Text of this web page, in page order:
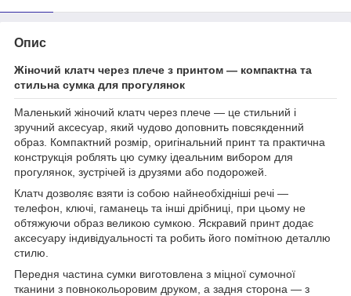
Опис
Жіночий клатч через плече з принтом — компактна та
стильна сумка для прогулянок
Маленький жіночий клатч через плече — це стильний і
зручний аксесуар, який чудово доповнить повсякденний
образ. Компактний розмір, оригінальний принт та практична
конструкція роблять цю сумку ідеальним вибором для
прогулянок, зустрічей із друзями або подорожей.
Клатч дозволяє взяти із собою найнеобхідніші речі —
телефон, ключі, гаманець та інші дрібниці, при цьому не
обтяжуючи образ великою сумкою. Яскравий принт додає
аксесуару індивідуальності та робить його помітною деталлю
стилю.
Передня частина сумки виготовлена з міцної сумочної
тканини з повнокольоровим друком, а задня сторона — з